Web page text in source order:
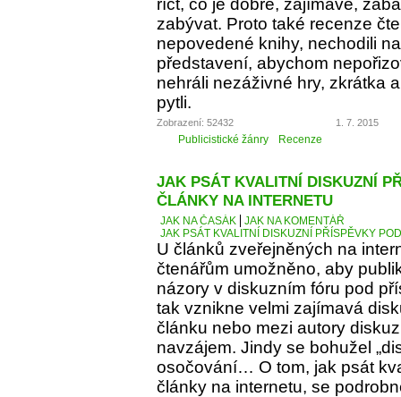
říct, co je dobré, zajímavé,
zabývat. Proto také recenze
nepovedené knihy, nechodili
představení, abychom
nehráli nezáživné hry, zkrátka
pytli.
Zobrazení: 52432 1. 7. 2015
Publicistické žánry Recenze
JAK PSÁT KVALITNÍ DISKUZNÍ
ČLÁNKY NA INTERNETU
JAK NA ČASÁK
JAK NA KOMENTÁŘ
JAK PSÁT KVALITNÍ DISKUZNÍ PŘÍSPĚVKY
U článků zveřejněných na
čtenářům umožněno, aby
názory v diskuzním fóru pod
tak vznikne velmi zajímavá
článku nebo mezi autory
navzájem. Jindy se bohužel
osočování… O tom, jak psát
články na internetu, se